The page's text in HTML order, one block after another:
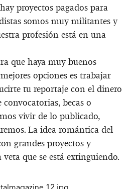
proyectos pagados para
somos muy militantes y
profesión está en una
que haya muy buenos
opciones es trabajar
tu reportaje con el dinero
becas o
vivir de lo publicado,
La idea romántica del
grandes proyectos y
que se está extinguiendo.